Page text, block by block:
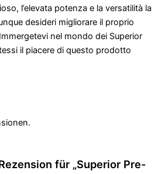
l’elevata potenza e la versatilità la
desideri migliorare il proprio
nel mondo dei Superior
il piacere di questo prodotto
für „Superior Pre-